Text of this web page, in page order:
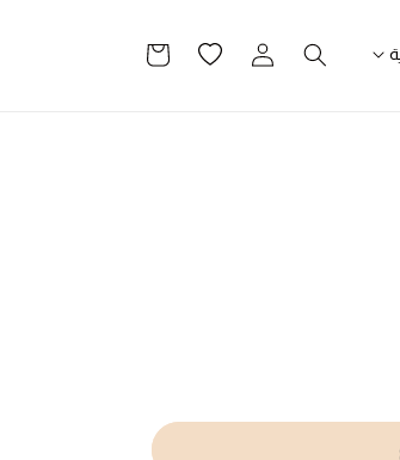
تسجيل
الدخول
قائمة
الرغبات
التسوق